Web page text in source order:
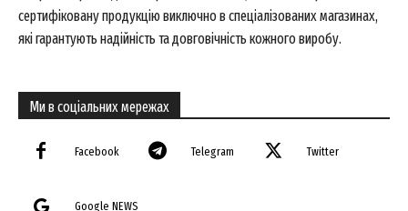
сертифіковану продукцію виключно в спеціалізованих магазинах,
які гарантують надійність та довговічність кожного виробу.
Ми в соціальних мережах
Facebook Telegram Twitter
Google NEWS